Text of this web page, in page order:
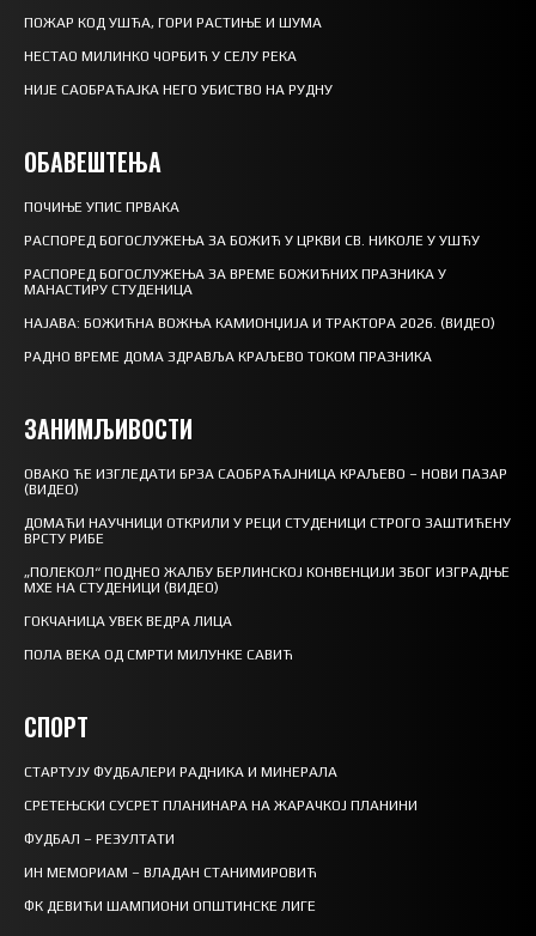
ПОЖАР КОД УШЋА, ГОРИ РАСТИЊЕ И ШУМА
НЕСТАО МИЛИНКО ЧОРБИЋ У СЕЛУ РЕКА
НИЈЕ САОБРАЋАЈКА НЕГО УБИСТВО НА РУДНУ
ОБАВЕШТЕЊА
ПОЧИЊЕ УПИС ПРВАКА
РАСПОРЕД БОГОСЛУЖЕЊА ЗА БОЖИЋ У ЦРКВИ СВ. НИКОЛЕ У УШЋУ
РАСПОРЕД БОГОСЛУЖЕЊА ЗА ВРЕМЕ БОЖИЋНИХ ПРАЗНИКА У
МАНАСТИРУ СТУДЕНИЦА
НАЈАВА: БОЖИЋНА ВОЖЊА КАМИОНЏИЈА И ТРАКТОРА 2026. (ВИДЕО)
РАДНО ВРЕМЕ ДОМА ЗДРАВЉА КРАЉЕВО ТОКОМ ПРАЗНИКА
ЗАНИМЉИВОСТИ
ОВАКО ЋЕ ИЗГЛЕДАТИ БРЗА САОБРАЋАЈНИЦА КРАЉЕВО – НОВИ ПАЗАР
(ВИДЕО)
ДОМАЋИ НАУЧНИЦИ ОТКРИЛИ У РЕЦИ СТУДЕНИЦИ СТРОГО ЗАШТИЋЕНУ
ВРСТУ РИБЕ
„ПОЛЕКОЛ“ ПОДНЕО ЖАЛБУ БЕРЛИНСКОЈ КОНВЕНЦИЈИ ЗБОГ ИЗГРАДЊЕ
МХЕ НА СТУДЕНИЦИ (ВИДЕО)
ГОКЧАНИЦА УВЕК ВЕДРА ЛИЦА
ПОЛА ВЕКА ОД СМРТИ МИЛУНКЕ САВИЋ
СПОРТ
СТАРТУЈУ ФУДБАЛЕРИ РАДНИКА И МИНЕРАЛА
СРЕТЕЊСКИ СУСРЕТ ПЛАНИНАРА НА ЖАРАЧКОЈ ПЛАНИНИ
ФУДБАЛ – РЕЗУЛТАТИ
ИН МЕМОРИАМ – ВЛАДАН СТАНИМИРОВИЋ
ФК ДЕВИЋИ ШАМПИОНИ ОПШТИНСКЕ ЛИГЕ